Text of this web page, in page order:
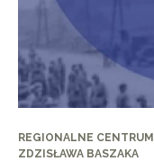
REGIONALNE
ZDZISŁAWA BASZAKA